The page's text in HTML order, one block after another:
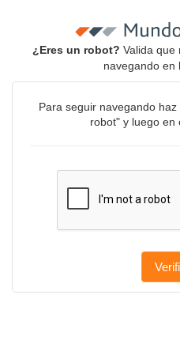
¿Eres un robot? Valida que
navegando en
Para seguir navegando
robot" y luego en